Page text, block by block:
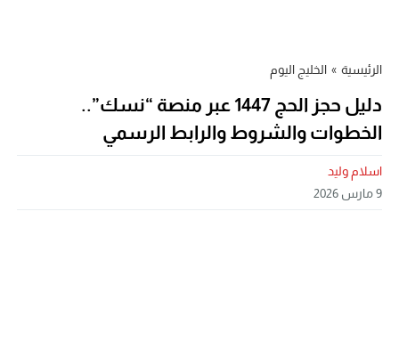
الرئيسية » الخليج اليوم
دليل حجز الحج 1447 عبر منصة “نسك”..
الخطوات والشروط والرابط الرسمي
اسلام وليد
9 مارس 2026